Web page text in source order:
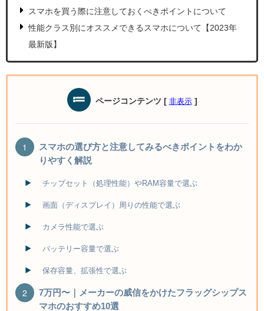
スマホを買う際に注意しておくべきポイントについて
性能クラス別にオススメできるスマホについて【2023年
最新版】
ページコンテンツ [ 非表示 ]
スマホの選び方と注意してみるべきポイントをわか
りやすく解説
チップセット（処理性能）やRAM容量で選ぶ
画面（ディスプレイ）周りの性能で選ぶ
カメラ性能で選ぶ
バッテリー容量で選ぶ
保存容量、拡張性で選ぶ
7万円〜｜メーカーの威信をかけたフラッグシップス
マホのおすすめ10選